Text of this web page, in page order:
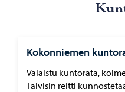
Kokonniemen
Valaistu kuntorata,
Talvisin reitti